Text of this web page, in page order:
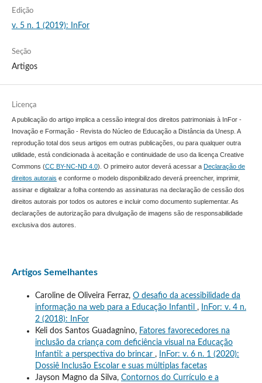
Edição
v. 5 n. 1 (2019): InFor
Seção
Artigos
Licença
A publicação do artigo implica a cessão integral dos direitos patrimoniais à InFor -
Inovação e Formação - Revista do Núcleo de Educação a Distância da Unesp. A
reprodução total dos seus artigos em outras publicações, ou para qualquer outra
utilidade, está condicionada à aceitação e continuidade de uso da licença Creative
Commons (CC BY-NC-ND 4.0). O primeiro autor deverá acessar a Declaração de
direitos autorais e conforme o modelo disponibilizado deverá preencher, imprimir,
assinar e digitalizar a folha contendo as assinaturas na declaração de cessão dos
direitos autorais por todos os autores e incluir como documento suplementar. As
declarações de autorização para divulgação de imagens são de responsabilidade
exclusiva dos autores.
Artigos Semelhantes
Caroline de Oliveira Ferraz, O desafio da acessibilidade da
informação na web para a Educação Infantil ,
InFor: v. 4 n.
2 (2018): InFor
Keli dos Santos Guadagnino, Fatores favorecedores na
inclusão da criança com deficiência visual na Educação
Infantil: a perspectiva do brincar ,
InFor: v. 6 n. 1 (2020):
Dossiê Inclusão Escolar e suas múltiplas facetas
Jayson Magno da Silva, Contornos do Currículo e a